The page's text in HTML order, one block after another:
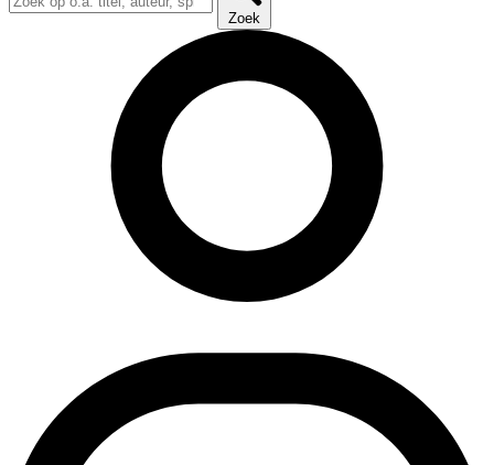
Zoek